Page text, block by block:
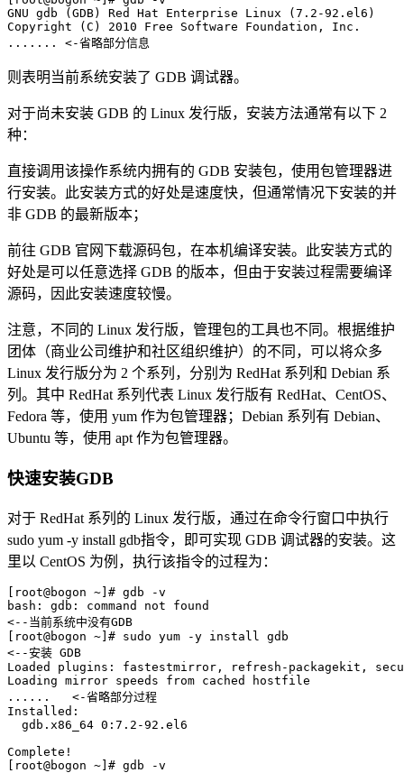
GNU gdb (GDB) Red Hat Enterprise Linux (7.2-92.el6)
Copyright (C) 2010 Free Software Foundation, Inc.
则表明当前系统安装了 GDB 调试器。
对于尚未安装 GDB 的 Linux 发行版，安装方法通常有以下 2
种：
直接调用该操作系统内拥有的 GDB 安装包，使用包管理器进
行安装。此安装方式的好处是速度快，但通常情况下安装的并
非 GDB 的最新版本；
前往 GDB 官网下载源码包，在本机编译安装。此安装方式的
好处是可以任意选择 GDB 的版本，但由于安装过程需要编译
源码，因此安装速度较慢。
注意，不同的 Linux 发行版，管理包的工具也不同。根据维护
团体（商业公司维护和社区组织维护）的不同，可以将众多
Linux 发行版分为 2 个系列，分别为 RedHat 系列和 Debian 系
列。其中 RedHat 系列代表 Linux 发行版有 RedHat、CentOS、
Fedora 等，使用 yum 作为包管理器；Debian 系列有 Debian、
Ubuntu 等，使用 apt 作为包管理器。
快速安装GDB
对于 RedHat 系列的 Linux 发行版，通过在命令行窗口中执行
sudo yum -y install gdb指令，即可实现 GDB 调试器的安装。这
里以 CentOS 为例，执行该指令的过程为：
[root@bogon ~]# gdb -v
bash: gdb: command not found
<--当前系统中没有GDB
[root@bogon ~]# sudo yum -y install gdb
<--安装 GDB
Loaded plugins: fastestmirror, refresh-packagekit,
Loading mirror speeds from cached hostfile
......   <-省略部分过程
Installed:
gdb.x86_64
Complete!
[root@bogon ~]# gdb -v